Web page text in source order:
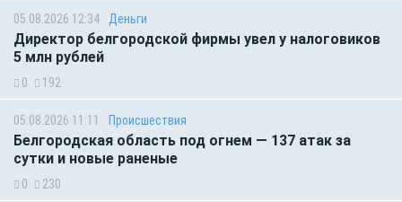
05.08.2026 12:34 Деньги
Директор белгородской фирмы увел у налоговиков
5 млн рублей
0 192
05.08.2026 11:11 Происшествия
Белгородская область под огнем — 137 атак за
сутки и новые раненые
0 230